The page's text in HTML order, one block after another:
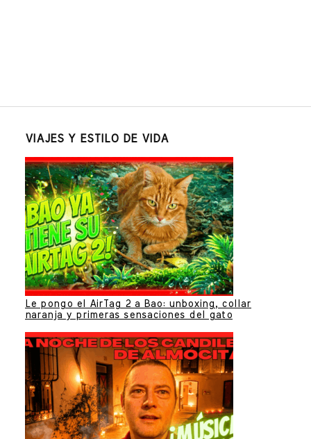
VIAJES Y ESTILO DE VIDA
Le pongo el AirTag 2 a Bao: unboxing, collar
naranja y primeras sensaciones del gato